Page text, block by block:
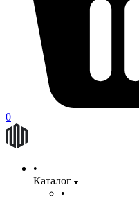
0
Каталог